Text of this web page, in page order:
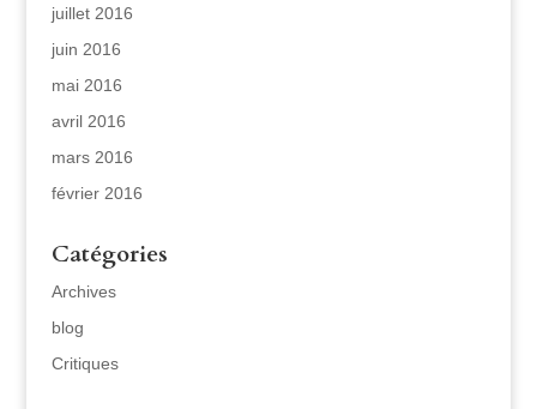
juillet 2016
juin 2016
mai 2016
avril 2016
mars 2016
février 2016
Catégories
Archives
blog
Critiques